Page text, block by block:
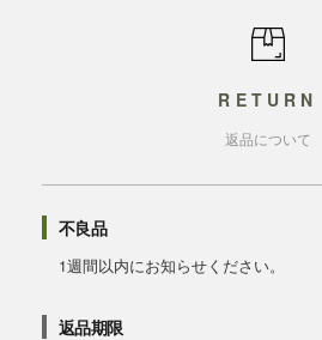
RETURN
返品について
不良品
1週間以内にお知らせください。
返品期限